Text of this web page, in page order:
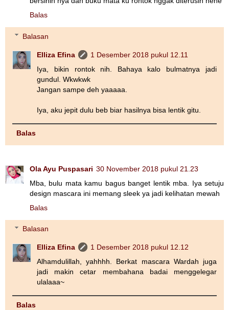
Balas
Balasan
Elliza Efina
1 Desember 2018 pukul 12.11
Iya, bikin rontok nih. Bahaya kalo bulmatnya jadi
gundul. Wkwkwk
Jangan sampe deh yaaaaa.
Iya, aku jepit dulu beb biar hasilnya bisa lentik gitu.
Balas
Ola Ayu Puspasari 30 November 2018 pukul 21.23
Mba, bulu mata kamu bagus banget lentik mba. Iya setuju
design mascara ini memang sleek ya jadi kelihatan mewah
Balas
Balasan
Elliza Efina
1 Desember 2018 pukul 12.12
Alhamdulillah, yahhhh. Berkat mascara Wardah juga
jadi makin cetar membahana badai menggelegar
ulalaaa~
Balas